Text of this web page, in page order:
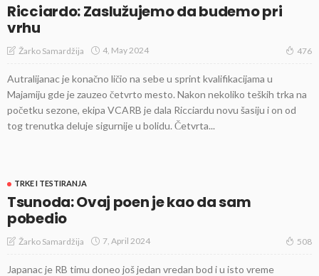
Ricciardo: Zaslužujemo da budemo pri
vrhu
Žarko Samardžija 4, May 2024 476
Autralijanac je konačno ličio na sebe u sprint kvalifikacijama u
Majamiju gde je zauzeo četvrto mesto. Nakon nekoliko teških trka na
početku sezone, ekipa VCARB je dala Ricciardu novu šasiju i on od
tog trenutka deluje sigurnije u bolidu. Četvrta...
TRKE I TESTIRANJA
Tsunoda: Ovaj poen je kao da sam
pobedio
Žarko Samardžija 7, April 2024 508
Japanac je RB timu doneo još jedan vredan bod i u isto vreme